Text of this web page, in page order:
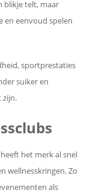
blikje telt, maar
en eenvoud spelen
sportprestaties
suiker en
zijn.
het merk al snel
wellnesskringen. Zo
als